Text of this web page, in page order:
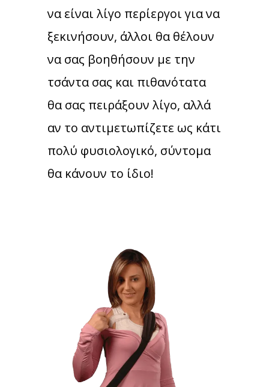
να είναι λίγο περίεργοι για να
ξεκινήσουν, άλλοι θα θέλουν
να σας βοηθήσουν με την
τσάντα σας και πιθανότατα
θα σας πειράξουν λίγο, αλλά
αν το αντιμετωπίζετε ως κάτι
πολύ φυσιολογικό, σύντομα
θα κάνουν το ίδιο!